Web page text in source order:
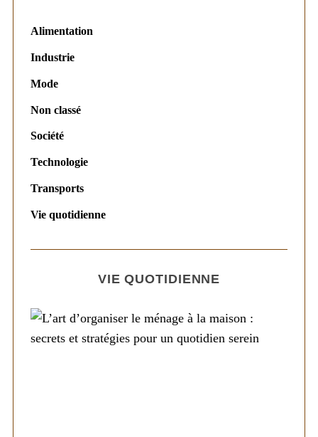
Alimentation
Industrie
Mode
Non classé
Société
Technologie
Transports
Vie quotidienne
VIE QUOTIDIENNE